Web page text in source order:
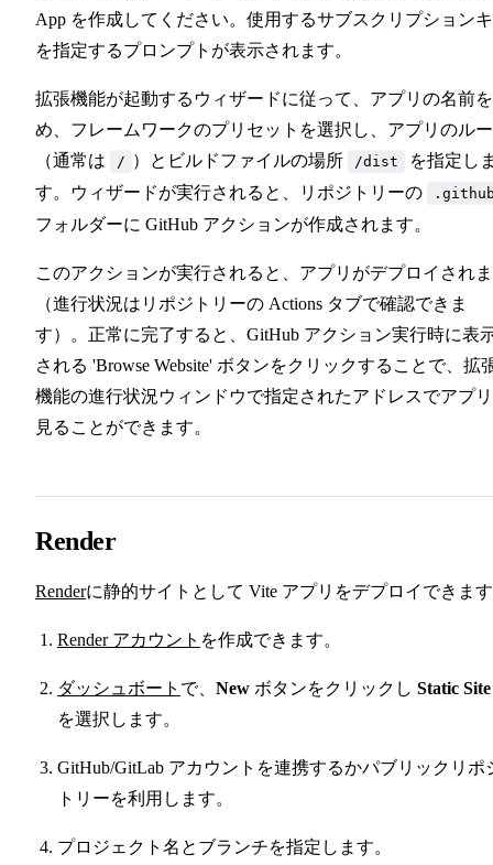
App を作成してください。使用するサブスクリプション
を指定するプロンプトが表示されます。
拡張機能が起動するウィザードに従って、アプリの名前
め、フレームワークのプリセットを選択し、アプリのル
（通常は
/ ）とビルドファイルの場所 /dist
を指定し
す。ウィザードが実行されると、リポジトリーの
フォルダーに GitHub アクションが作成されます。
このアクションが実行されると、アプリがデプロイされ
（進行状況はリポジトリーの Actions タブで確認できま
す）。正常に完了すると、GitHub アクション実行時に表
される 'Browse Website' ボタンをクリックすることで、拡
機能の進行状況ウィンドウで指定されたアドレスでアプ
見ることができます。
Render
Renderに静的サイトとして Vite アプリをデプロイできま
Render アカウント を作成できます。
ダッシュボート で、 New ボタンをクリックし Static Site
を選択します。
GitHub/GitLab アカウントを連携するかパブリックリポ
トリーを利用します。
プロジェクト名とブランチを指定します。